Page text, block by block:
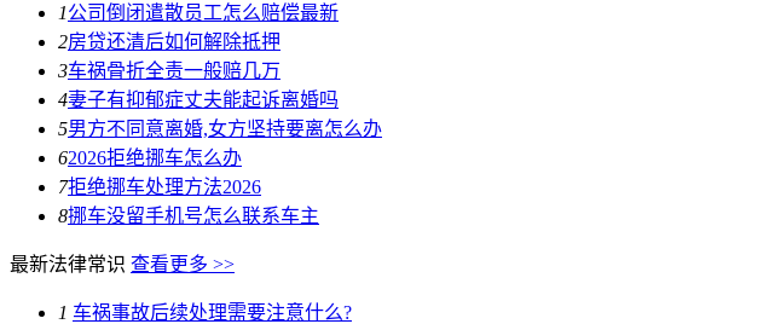
1公司倒闭遣散员工怎么赔偿最新
2房贷还清后如何解除抵押
3车祸骨折全责一般赔几万
4妻子有抑郁症丈夫能起诉离婚吗
5男方不同意离婚,女方坚持要离怎么办
62026拒绝挪车怎么办
7拒绝挪车处理方法2026
8挪车没留手机号怎么联系车主
最新法律常识 查看更多 >>
1 车祸事故后续处理需要注意什么?